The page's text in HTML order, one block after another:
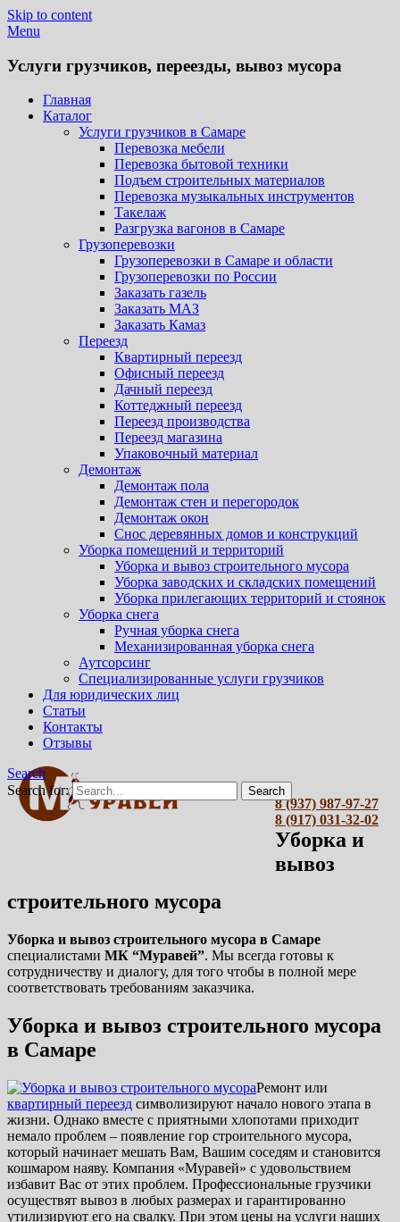
Skip to content
Menu
Услуги грузчиков, переезды, вывоз мусора
Главная
Каталог
Услуги грузчиков в Самаре
Перевозка мебели
Перевозка бытовой техники
Подъем строительных материалов
Перевозка музыкальных инструментов
Такелаж
Разгрузка вагонов в Самаре
Грузоперевозки
Грузоперевозки в Самаре и области
Грузоперевозки по России
Заказать газель
Заказать МАЗ
Заказать Камаз
Переезд
Квартирный переезд
Офисный переезд
Дачный переезд
Коттеджный переезд
Переезд производства
Переезд магазина
Упаковочный материал
Демонтаж
Демонтаж пола
Демонтаж стен и перегородок
Демонтаж окон
Снос деревянных домов и конструкций
Уборка помещений и территорий
Уборка и вывоз строительного мусора
Уборка заводских и складских помещений
Уборка прилегающих территорий и стоянок
Уборка снега
Ручная уборка снега
Механизированная уборка снега
Аутсорсинг
Специализированные услуги грузчиков
Для юридических лиц
Статьи
Контакты
Отзывы
Search
Search for:
8 (937) 987-97-27
8 (917) 031-32-02
Уборка и
вывоз
строительного мусора
Уборка и вывоз строительного мусора в Самаре
специалистами МК “Муравей”. Мы всегда готовы к
сотрудничеству и диалогу, для того чтобы в полной мере
соответствовать требованиям заказчика.
Уборка и вывоз строительного мусора
в Самаре
Ремонт или
квартирный переезд символизируют начало нового этапа в
жизни. Однако вместе с приятными хлопотами приходит
немало проблем – появление гор строительного мусора,
который начинает мешать Вам, Вашим соседям и становится
кошмаром наяву. Компания «Муравей» с удовольствием
избавит Вас от этих проблем. Профессиональные грузчики
осуществят вывоз в любых размерах и гарантированно
утилизируют его на свалку. При этом цены на услуги наших